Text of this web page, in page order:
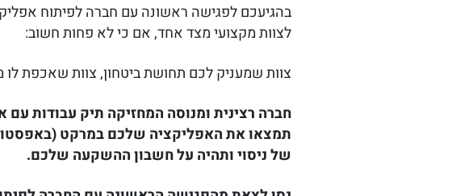
בהגיעכם לפגישה ראשונה עם חברה לפיתוח
לצוות מקצועי מצד אחד, אם כי לא פחות חשוב:
צוות שמעניק לכם תחושת ביטחון, צוות שאכפת
חברה רצינית ומנוסה המחזיקה תיק עבודות
תמצאו את האפליקציה שלכם במרקט (באפסטור
של ניסוי ותהיה על חשבון ההשקעה שלכם.